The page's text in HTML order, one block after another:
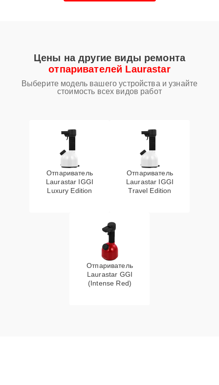
Цены на другие виды ремонта
отпаривателей Laurastar
Выберите модель вашего устройства и узнайте
стоимость всех видов работ
Отпариватель
Laurastar IGGI
Luxury Edition
Отпариватель
Laurastar IGGI
Travel Edition
Отпариватель
Laurastar GGI
(Intense Red)